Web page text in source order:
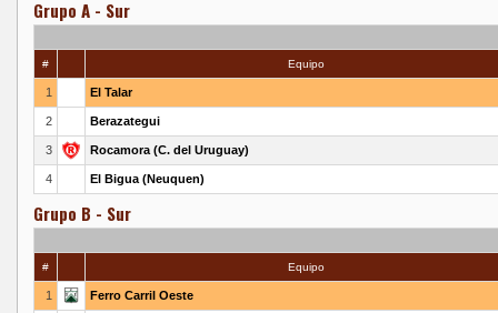
Grupo A - Sur
# Equipo
1 El Talar
2 Berazategui
3 Rocamora (C. del Uruguay)
4 El Bigua (Neuquen)
Grupo B - Sur
# Equipo
1 Ferro Carril Oeste